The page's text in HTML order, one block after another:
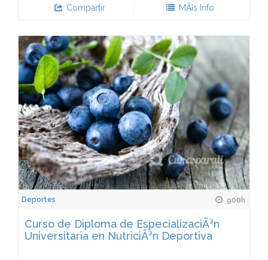
Compartir MÃ¡s Info
Deportes 900h
Curso de Diploma de EspecializaciÃ³n
Universitaria en NutriciÃ³n Deportiva